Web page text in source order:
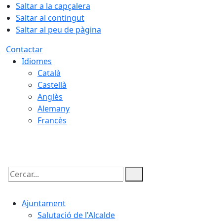
Saltar a la capçalera
Saltar al contingut
Saltar al peu de pàgina
Contactar
Idiomes
Català
Castellà
Anglès
Alemany
Francès
Cercar:
Ajuntament
Salutació de l'Alcalde